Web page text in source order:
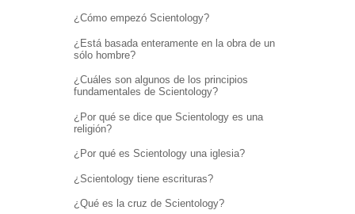
¿Cómo empezó Scientology?
¿Está basada enteramente en la obra de un
sólo hombre?
¿Cuáles son algunos de los principios
fundamentales de Scientology?
¿Por qué se dice que Scientology es una
religión?
¿Por qué es Scientology una iglesia?
¿Scientology tiene escrituras?
¿Qué es la cruz de Scientology?